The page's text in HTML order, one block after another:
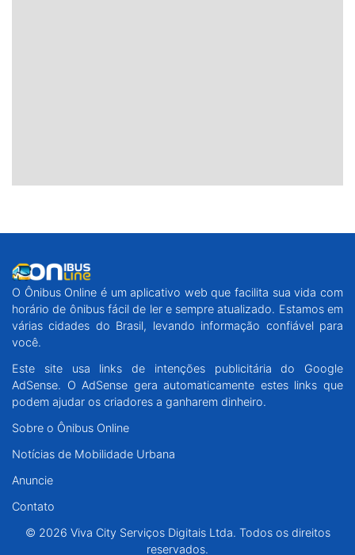
O Ônibus Online é um aplicativo web que facilita sua vida com
horário de ônibus fácil de ler e sempre atualizado. Estamos em
várias cidades do Brasil, levando informação confiável para
você.
Este site usa links de intenções publicitária do Google
AdSense. O AdSense gera automaticamente estes links que
podem ajudar os criadores a ganharem dinheiro.
Sobre o Ônibus Online
Notícias de Mobilidade Urbana
Anuncie
Contato
© 2026 Viva City Serviços Digitais Ltda. Todos os direitos
reservados.